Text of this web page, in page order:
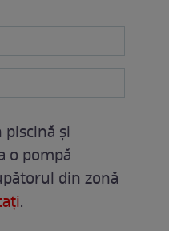
și
o pompă
din zonă
.